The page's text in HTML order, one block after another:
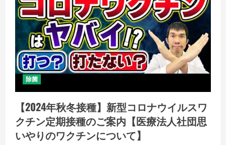
除菌
【2024年秋冬接種】新型コロナウイルスワ
クチン定期接種のご案内【医療法人社団思
いやりのワクチンについて】